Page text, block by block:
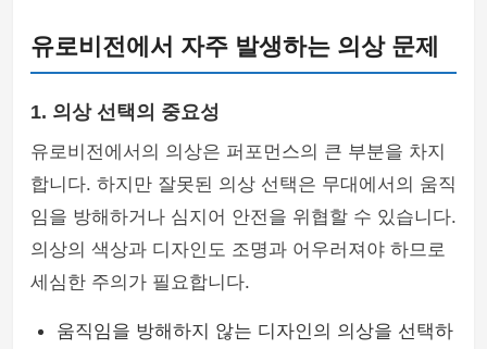
유로비전에서 자주 발생하는 의상 문제
1. 의상 선택의 중요성
유로비전에서의 의상은 퍼포먼스의 큰 부분을 차지
합니다. 하지만 잘못된 의상 선택은 무대에서의 움직
임을 방해하거나 심지어 안전을 위협할 수 있습니다.
의상의 색상과 디자인도 조명과 어우러져야 하므로
세심한 주의가 필요합니다.
움직임을 방해하지 않는 디자인의 의상을 선택하